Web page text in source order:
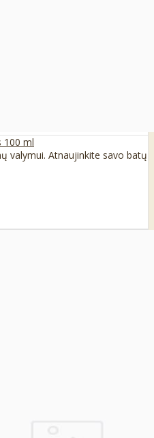
100 ml
valymui. Atnaujinkite savo batų